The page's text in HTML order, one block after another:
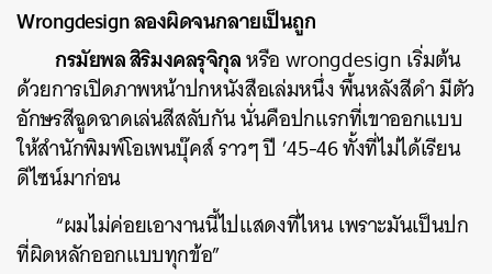
Wrongdesign ลองผิดจนกลายเป็นถูก
กรมัยพล สิริมงคลรุจิกุลหรือ wrongdesign เริ่มต้น
ด้วยการเปิดภาพหน้าปกหนังสือเล่มหนึ่ง พื้นหลังสีดำ มีตัว
อักษรสีฉูดฉาดเล่นสีสลับกัน นั่นคือปกแรกที่เขาออกแบบ
ให้สำนักพิมพ์โอเพนบุ๊คส์ ราวๆ ปี ’45-46 ทั้งที่ไม่ได้เรียน
ดีไซน์มาก่อน
“ผมไม่ค่อยเอางานนี้ไปแสดงที่ไหน เพราะมันเป็นปก
ที่ผิดหลักออกแบบทุกข้อ”